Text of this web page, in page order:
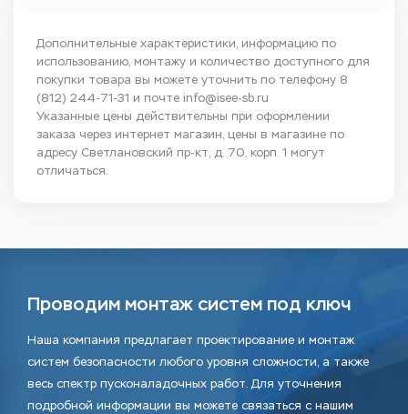
Дополнительные характеристики, информацию по
использованию, монтажу и количество доступного для
покупки товара вы можете уточнить по телефону 8
(812) 244-71-31 и почте info@isee-sb.ru
Указанные цены действительны при оформлении
заказа через интернет магазин, цены в магазине по
адресу Светлановский пр-кт, д. 70, корп. 1 могут
отличаться.
Проводим монтаж систем под ключ
Наша компания предлагает проектирование и монтаж
систем безопасности любого уровня сложности, а также
весь спектр пусконаладочных работ. Для уточнения
подробной информации вы можете связаться с нашим